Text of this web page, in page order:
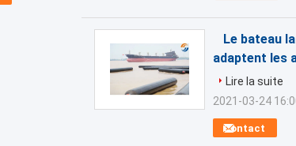
Le bateau
adaptent les
Contact
Lire la suite
2021-03-24